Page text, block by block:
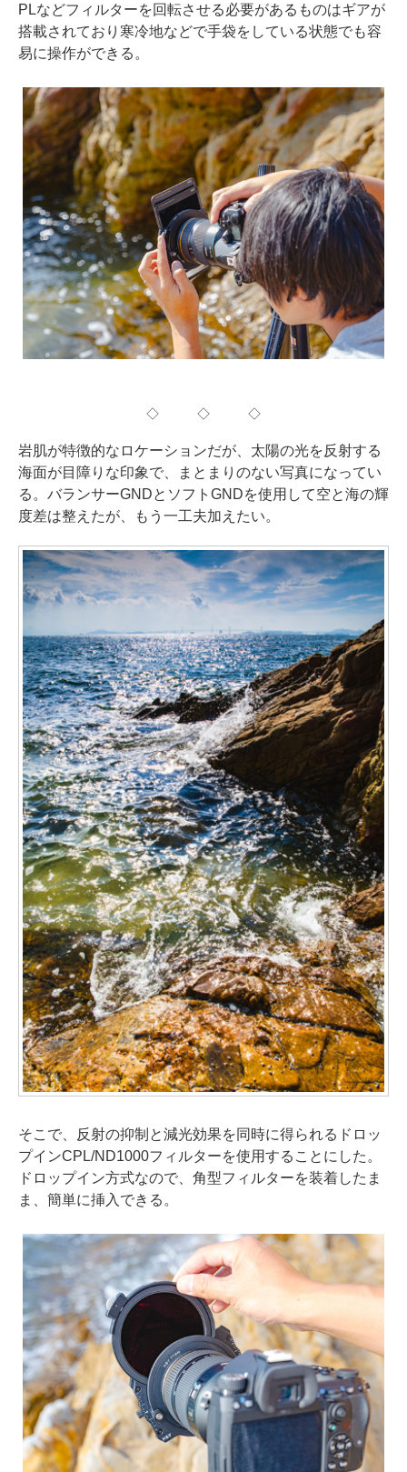
PLなどフィルターを回転させる必要があるものはギアが
搭載されており寒冷地などで手袋をしている状態でも容
易に操作ができる。
◇ ◇ ◇
岩肌が特徴的なロケーションだが、太陽の光を反射する
海面が目障りな印象で、まとまりのない写真になってい
る。バランサーGNDとソフトGNDを使用して空と海の輝
度差は整えたが、もう一工夫加えたい。
そこで、反射の抑制と減光効果を同時に得られるドロッ
プインCPL/ND1000フィルターを使用することにした。
ドロップイン方式なので、角型フィルターを装着したま
ま、簡単に挿入できる。